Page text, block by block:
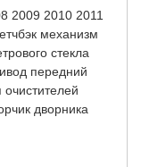
2009 2010 2011
механизм
стекла
передний
очистителей
дворника